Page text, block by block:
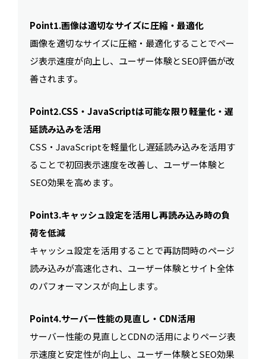
Point1.画像は適切なサイズに圧縮・最適化
画像を適切なサイズに圧縮・最適化することでペー
ジ表示速度が向上し、ユーザー体験とSEO評価が改
善されます。
Point2.CSS・JavaScriptは可能な限り軽量化・遅
延読み込みを活用
CSS・JavaScriptを軽量化し遅延読み込みを活用す
ることで初回表示速度を改善し、ユーザー体験と
SEO効果を高めます。
Point3.キャッシュ設定を活用し再読み込み時の負
荷を低減
キャッシュ設定を活用することで再訪問時のページ
読み込みが高速化され、ユーザー体験とサイト全体
のパフォーマンスが向上します。
Point4.サーバー性能の見直し・CDN活用
サーバー性能の見直しとCDNの活用によりページ表
示速度と安定性が向上し、ユーザー体験とSEO効果